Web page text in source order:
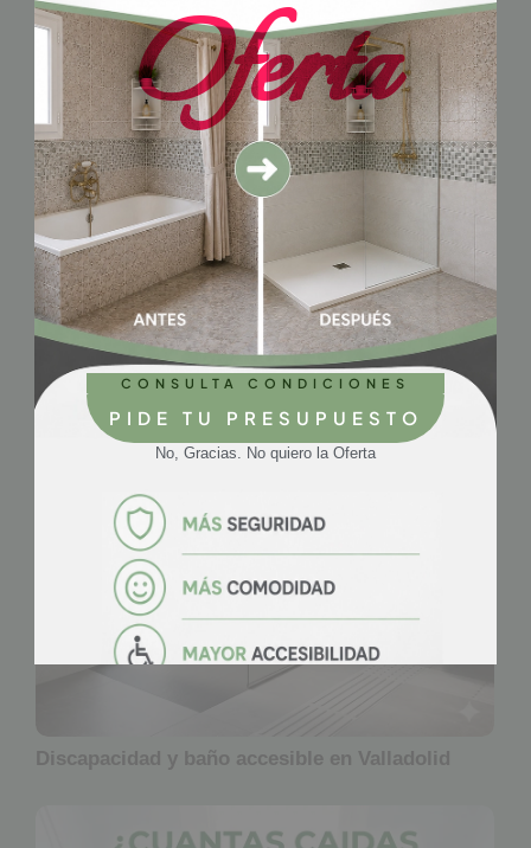
Ducha a ras de suelo en Valladolid: ventajas e
inconvenientes | Cosama
Discapacidad y baño accesible en Valladolid
Oferta
CONSULTA CONDICIONES
PIDE TU PRESUPUESTO
No, Gracias. No quiero la Oferta